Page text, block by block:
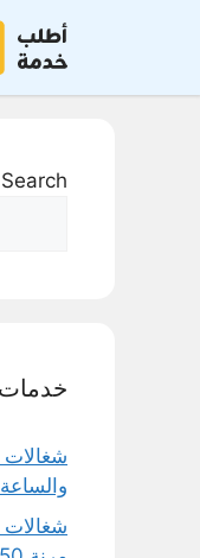
Search
شغالات
شغالات